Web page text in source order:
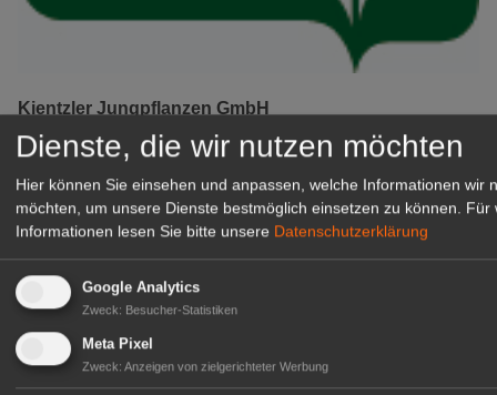
Kientzler Jungpflanzen GmbH
& Co KG
Gärtner im Zierpflanzenbau
(Geselle/Meister/Techniker)
(m/w/d)
Gensingen
Dienste, die wir nutzen möchten
Hier können Sie einsehen und anpassen, welche Informationen wir
möchten, um unsere Dienste bestmöglich einsetzen zu können.
Für
Informationen lesen Sie bitte unsere Datenschutzerklärung
Google Analytics
Zweck: Besucher-Statistiken
Meta Pixel
Zweck: Anzeigen von zielgerichteter Werbung